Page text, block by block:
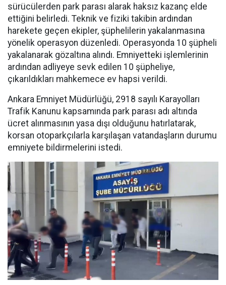
sürücülerden park parası alarak haksız kazanç elde
ettiğini belirledi. Teknik ve fiziki takibin ardından
harekete geçen ekipler, şüphelilerin yakalanmasına
yönelik operasyon düzenledi. Operasyonda 10 şüpheli
yakalanarak gözaltına alındı. Emniyetteki işlemlerinin
ardından adliyeye sevk edilen 10 şüpheliye,
çıkarıldıkları mahkemece ev hapsi verildi.
Ankara Emniyet Müdürlüğü, 2918 sayılı Karayolları
Trafik Kanunu kapsamında park parası adı altında
ücret alınmasının yasa dışı olduğunu hatırlatarak,
korsan otoparkçılarla karşılaşan vatandaşların durumu
emniyete bildirmelerini istedi.